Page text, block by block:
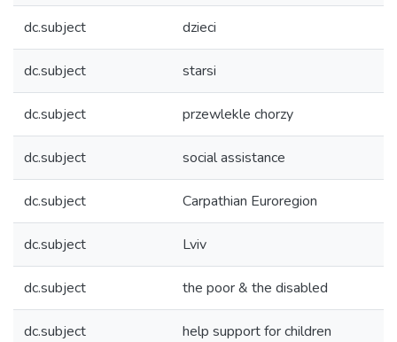
dc.subject dzieci
dc.subject starsi
dc.subject przewlekle chorzy
dc.subject social assistance
dc.subject Carpathian Euroregion
dc.subject Lviv
dc.subject the poor & the disabled
dc.subject help support for children